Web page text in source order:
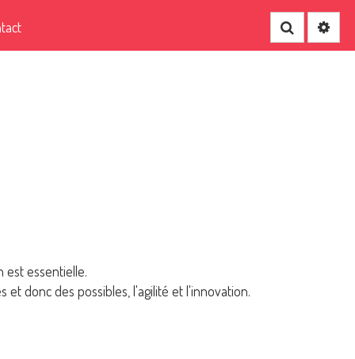
est essentielle.
donc des possibles, l'agilité et l'innovation.